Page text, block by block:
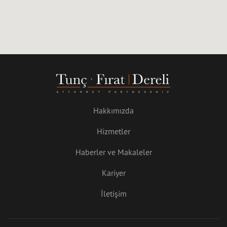
Hakkımızda
Hizmetler
Haberler ve Makaleler
Kariyer
İletişim